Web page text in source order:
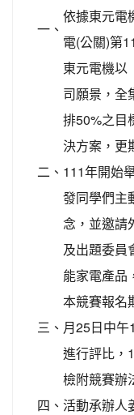
一、
依據東元電
電(公關)第
二、
東元電機以
司願景，全
排50%之目
決方案，更
111年開始
發同學們主
念，並邀請
及出題委員
能家電產品
三、
本競賽報名
月25日中
進行評比，
四、
檢附競賽辦
活動承辦人